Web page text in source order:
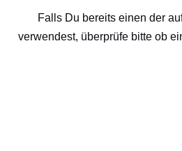
Falls Du bereits einen der
verwendest, überprüfe bitte ob